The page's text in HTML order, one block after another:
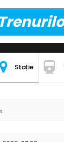
Stație